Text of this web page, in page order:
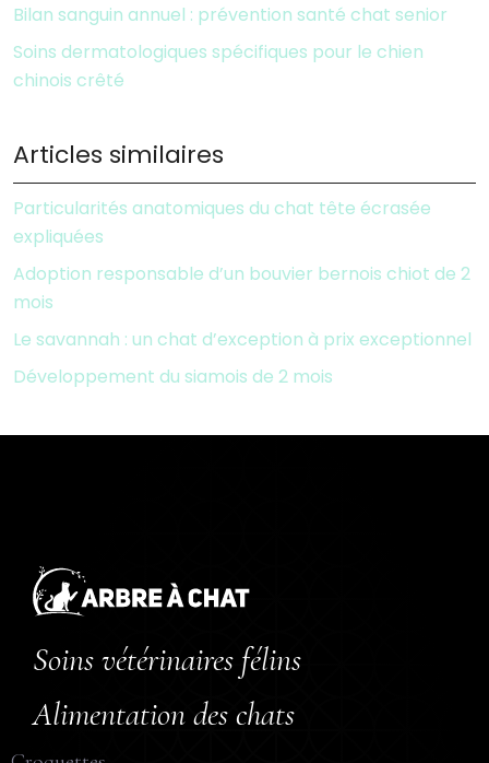
Bilan sanguin annuel : prévention santé chat senior
Soins dermatologiques spécifiques pour le chien
chinois crêté
Articles similaires
Particularités anatomiques du chat tête écrasée
expliquées
Adoption responsable d’un bouvier bernois chiot de 2
mois
Le savannah : un chat d’exception à prix exceptionnel
Développement du siamois de 2 mois
Soins vétérinaires félins
Alimentation des chats